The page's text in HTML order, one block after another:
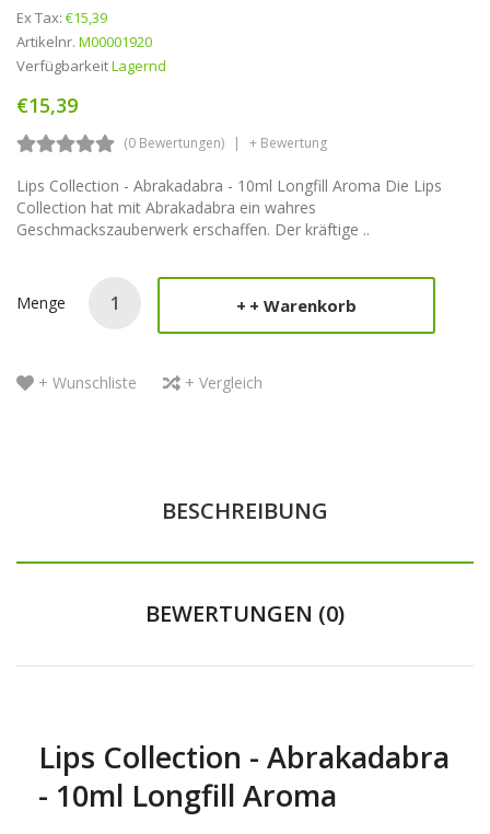
Ex Tax: €15,39
Artikelnr. M00001920
VerfügbarkeitLagernd
€15,39
(0 Bewertungen) + Bewertung
Lips Collection - Abrakadabra - 10ml Longfill Aroma Die Lips
Collection hat mit Abrakadabra ein wahres
Geschmackszauberwerk erschaffen. Der kräftige ..
Menge + Warenkorb
+ Wunschliste + Vergleich
BESCHREIBUNG
BEWERTUNGEN (0)
Lips Collection - Abrakadabra
- 10ml Longfill Aroma